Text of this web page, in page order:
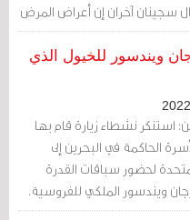
سجينان آخران إن أعراض المرض
لكن لم يتم فحصهما أو
ويندسور للخيول الذي
استنكر نشطاء زيارة قام بها
الحاكمة في البحرين إلى
لحضور سباقات القدرة
ويندسور الملكي للفروسية.